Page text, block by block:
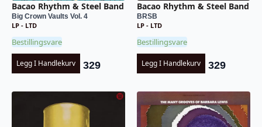
Bacao Rhythm & Steel Band
Big Crown Vaults Vol. 4
LP - LTD
Bestillingsvare
Legg I Handlekurv 329
Bacao Rhythm & Steel Band
BRSB
LP - LTD
Bestillingsvare
Legg I Handlekurv 329